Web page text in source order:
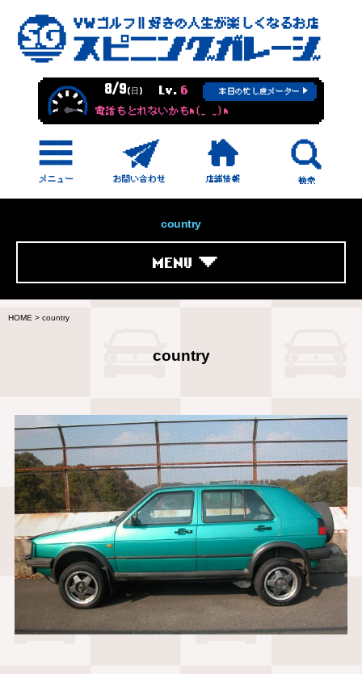
8/9(日) Lv. 6 本日の忙し度メーター
電話もとれないかもm(_ _)m
country
MENU
HOME > country
country